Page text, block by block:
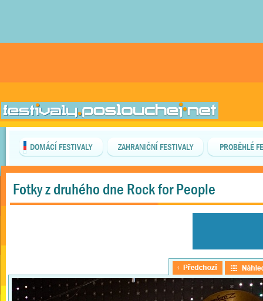
DOMÁCÍ FESTIVALY ZAHRANIČNÍ FESTIVALY PROBĚHLÉ
Fotky z druhého dne Rock for People